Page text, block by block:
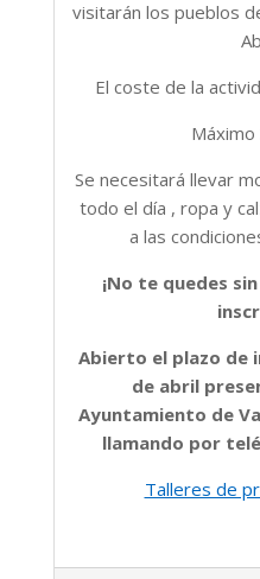
visitarán los pueblos
El coste de la
Máximo
Se necesitará llevar
todo el día , ropa y
a las
¡No te quedes
Abierto el plazo de
de abril
Ayuntamiento de
llamando por
Talleres de